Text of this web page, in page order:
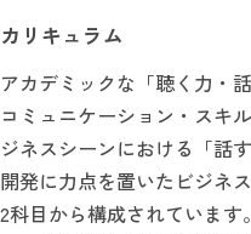
カリキュラム
アカデミックな「聴く力・
コミュニケーション・スキ
ジネスシーンにおける「話
開発に力点を置いたビジネ
2科目から構成されていま